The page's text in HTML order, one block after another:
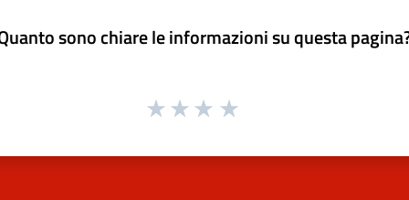
sono chiare le informazioni su questa